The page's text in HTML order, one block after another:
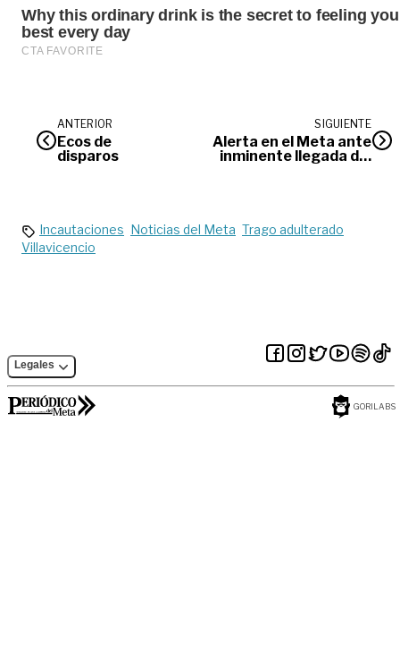
ANTERIOR
Ecos de
disparos
SIGUIENTE
Alerta en el Meta ante
inminente llegada del
Incautaciones Noticias del Meta Trago adulterado
Villavicencio
Legales
GORILABS